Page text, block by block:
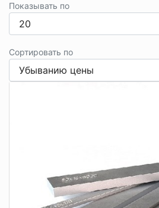
Показывать по
Сортировать по